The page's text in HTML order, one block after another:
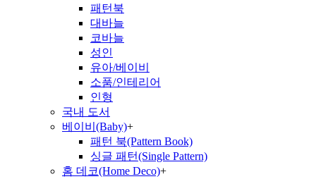
패턴북
대바늘
코바늘
성인
유아/베이비
소품/인테리어
인형
국내 도서
베이비(Baby)+
패턴 북(Pattern Book)
싱글 패턴(Single Pattern)
홈 데코(Home Deco)+